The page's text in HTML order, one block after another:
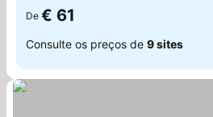
De € 61
Consulte os preços de 9 sites